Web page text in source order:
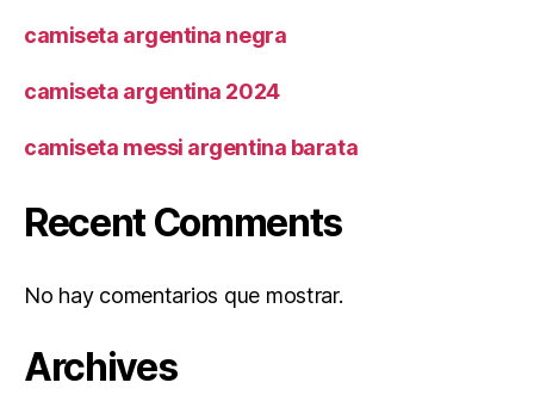
camiseta argentina negra
camiseta argentina 2024
camiseta messi argentina barata
Recent Comments
No hay comentarios que mostrar.
Archives